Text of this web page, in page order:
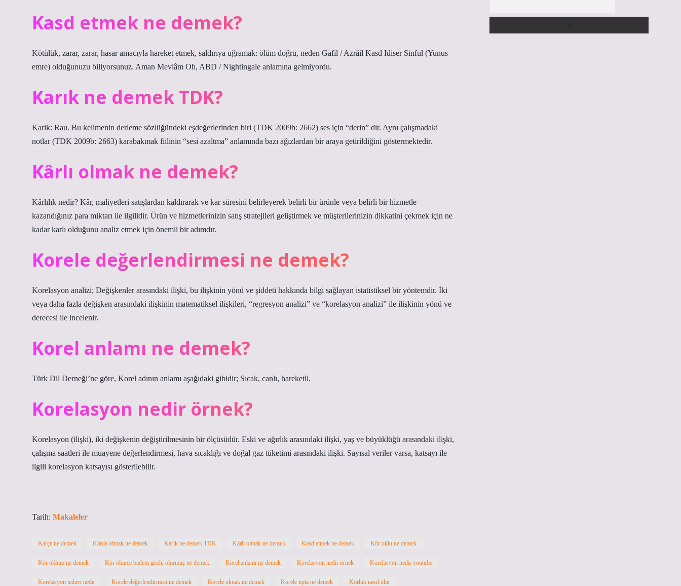
Kasd etmek ne demek?
Kötülük, zarar, zarar, hasar amacıyla hareket etmek, saldırıya uğramak: ölüm doğru, neden Gāfil / Azrâil Kasd Idiser Sinful (Yunus
emre) olduğunuzu biliyorsunuz. Aman Mevlâm Oh, ABD / Nightingale anlamına gelmiyordu.
Karık ne demek TDK?
Karik: Rau. Bu kelimenin derleme sözlüğündeki eşdeğerlerinden biri (TDK 2009b: 2662) ses için “derin” dir. Aynı çalışmadaki
notlar (TDK 2009b: 2663) karabakmak fiilinin “sesi azaltma” anlamında bazı ağızlardan bir araya getirildiğini göstermektedir.
Kârlı olmak ne demek?
Kârlılık nedir? Kâr, maliyetleri satışlardan kaldırarak ve kar süresini belirleyerek belirli bir ürünle veya belirli bir hizmetle
kazandığınız para miktarı ile ilgilidir. Ürün ve hizmetlerinizin satış stratejileri geliştirmek ve müşterilerinizin dikkatini çekmek için ne
kadar karlı olduğunu analiz etmek için önemli bir adımdır.
Korele değerlendirmesi ne demek?
Korelasyon analizi; Değişkenler arasındaki ilişki, bu ilişkinin yönü ve şiddeti hakkında bilgi sağlayan istatistiksel bir yöntemdir. İki
veya daha fazla değişken arasındaki ilişkinin matematiksel ilişkileri, “regresyon analizi” ve “korelasyon analizi” ile ilişkinin yönü ve
derecesi ile incelenir.
Korel anlamı ne demek?
Türk Dil Derneği’ne göre, Korel adının anlamı aşağıdaki gibidir; Sıcak, canlı, hareketli.
Korelasyon nedir örnek?
Korelasyon (ilişki), iki değişkenin değiştirilmesinin bir ölçüsüdür. Eski ve ağırlık arasındaki ilişki, yaş ve büyüklüğü arasındaki ilişki,
çalışma saatleri ile muayene değerlendirmesi, hava sıcaklığı ve doğal gaz tüketimi arasındaki ilişki. Sayısal veriler varsa, katsayı ile
ilgili korelasyon katsayısı gösterilebilir.
Tarih: Makaleler
Karçe ne demek Kârda olmak ne demek Karık ne demek TDK Kârlı olmak ne demek Kasd etmek ne demek Kör oldu ne demek
Kör oldum ne demek Kör ölünce badem gözlü olurmuş ne demek Korel anlamı ne demek Korelasyon nedir örnek Korelasyon nedir youtube
Korelasyon tedavi nedir Korele değerlendirmesi ne demek Korele olmak ne demek Korele tıpta ne demek Körlük nasıl olur